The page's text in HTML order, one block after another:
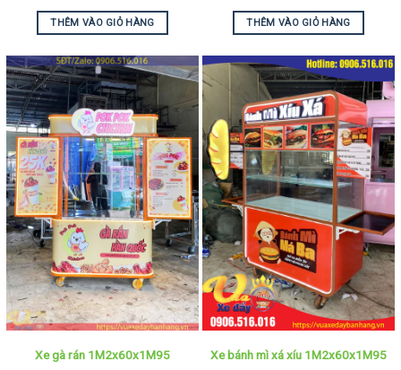
THÊM VÀO GIỎ HÀNG THÊM VÀO GIỎ HÀNG
Xe gà rán 1M2x60x1M95 Xe bánh mì xá xíu 1M2x60x1M95